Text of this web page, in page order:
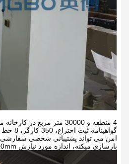
امن می تواند پشتیبانی شخصی سفارشی
بازسازی میکنه، اندازه مورد نیازش H250mm*600*600mm هست